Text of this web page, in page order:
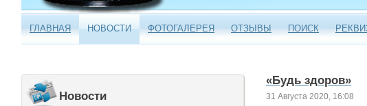
ГЛАВНАЯ НОВОСТИ ФОТОГАЛЕРЕЯ ОТЗЫВЫ ПОИСК
Новости
«Будь здоров»
31 Августа 2020, 16:08